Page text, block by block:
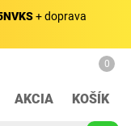
+ doprava
AKCIA
0
KOŠÍK